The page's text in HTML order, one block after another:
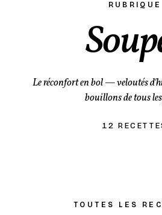
RUBRIQUE
Le réconfort en bol — veloutés
bouillons de tous
12
TOUTES LES